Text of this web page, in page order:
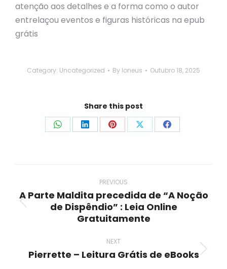
atenção aos detalhes e a forma como o autor
entrelaçou eventos e figuras históricas na epub
grátis
Category: Uncategorized By loneus Outubro 18, 2025
Share this post
Share Share Share Share Share
PREVIOUS
Previous
post:
A Parte Maldita precedida de “A Noção
de Dispêndio” : Leia Online
Gratuitamente
NEXT
Next
Pierrette – Leitura Grátis de eBooks